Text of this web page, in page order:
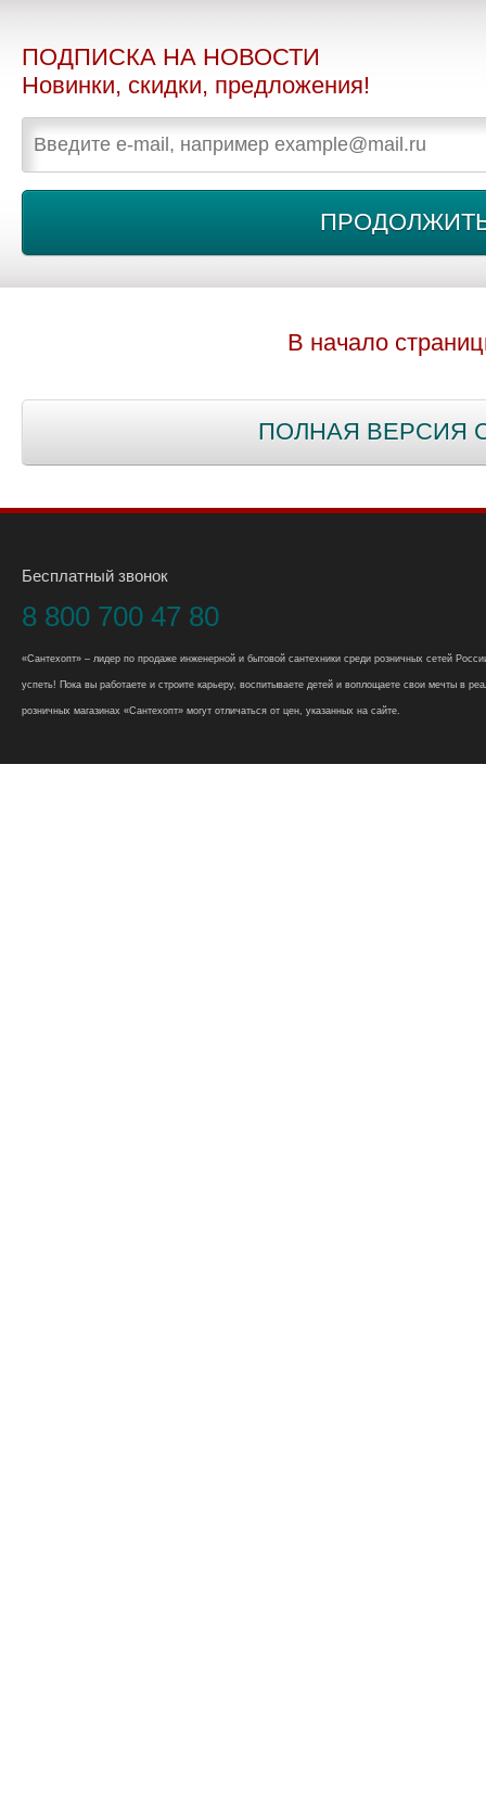
ПОДПИСКА НА НОВОСТИ
Новинки, скидки, предложения!
В начало
ПОЛНАЯ ВЕРСИЯ
Бесплатный звонок
8 800 700 47 80
«Сантехопт» – лидер по продаже инженерной и бытовой сантехники среди розничных сетей
успеть! Пока вы работаете и строите карьеру, воспитываете детей и воплощаете свои мечты в
розничных магазинах «Сантехопт» могут отличаться от цен, указанных на сайте.